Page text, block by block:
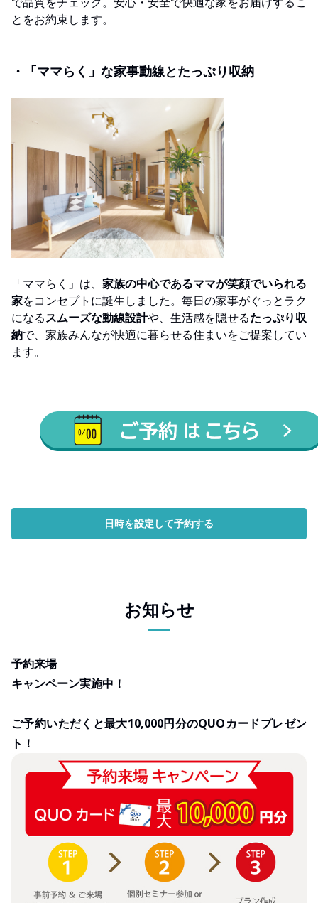
とをお約束します。
・「ママらく」な家事動線とたっぷり収納
「ママらく」は、 家族の中心であるママが笑顔でいられる
家をコンセプトに誕生しました。毎日の家事がぐっとラク
になるスムーズな動線設計や、生活感を隠せるたっぷり収
納で、家族みんなが快適に暮らせる住まいをご提案してい
ます。
日時を設定して予約する
お知らせ
予約来場
キャンペーン実施中！
ご予約いただくと最大10,000円分のQUOカードプレゼン
ト！